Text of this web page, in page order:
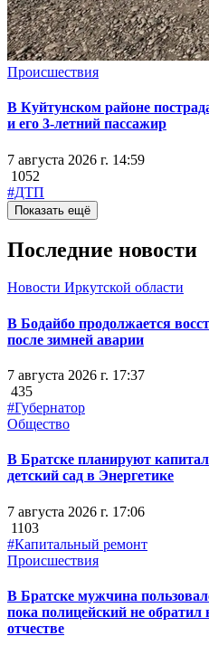
Происшествия
В Куйтунском районе
и его 3-летний пассажир
7 августа 2026 г. 14:59
1052
#ДТП
Показать ещё
Последние новости
Новости Иркутской области
В Бодайбо продолжается
после зимней аварии
7 августа 2026 г. 17:37
435
#Губернатор
Общество
В Братске планируют
детский сад в Энергетике
7 августа 2026 г. 17:06
1103
#Капитальный ремонт
Происшествия
В Братске мужчина
пока полицейский не обратил
отчестве